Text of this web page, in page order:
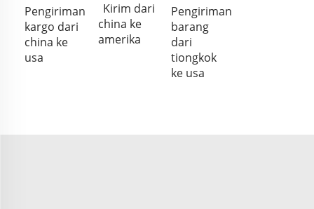
Pengiriman
kargo dari
china ke
usa
Kirim dari
china ke
amerika
Pengiriman
barang
dari
tiongkok
ke usa